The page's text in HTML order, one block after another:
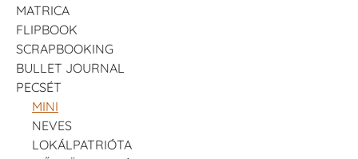
MATRICA
FLIPBOOK
SCRAPBOOKING
BULLET JOURNAL
PECSÉT
MINI
NEVES
LOKÁLPATRIÓTA